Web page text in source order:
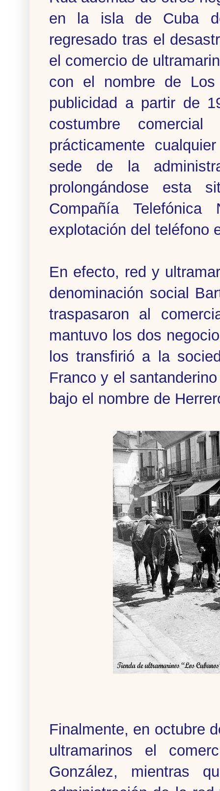
en la isla de Cuba
regresado tras el
el comercio de
con el nombre de
publicidad a partir de
costumbre
prácticamente
sede de la
prolongándose esta
Compañía
explotación del teléfono
En efecto, red y
denominación social
traspasaron al
mantuvo los dos
los transfirió a la
Franco y el
bajo el nombre de
Finalmente, en octubre
ultramarinos el
González, mientras